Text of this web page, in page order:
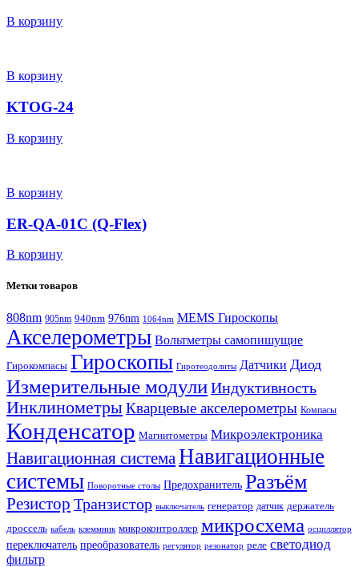
В корзину
В корзину
KTOG-24
В корзину
В корзину
ER-QA-01C (Q-Flex)
В корзину
Метки товаров
808nm 905nm 940nm 976nm 1064nm MEMS Гироскопы
Акселерометры Вольтметры самопишущие
Гирокомпасы Гироскопы Гиротеодолиты Датчики Диод
Измерительные модулиИндуктивность
ИнклинометрыКварцевые акселерометры Компасы
Конденсатор Магнитометры Микроэлектроника
Навигационная система Навигационные
системы Поворотные столы Предохранитель Разъём
Резистор Транзистор выключатель генератор датчик держатель
дроссель кабель клеммник микроконтроллер микросхема осциллятор
переключатель преобразователь регулятор резонатор реле светодиод
фильтр